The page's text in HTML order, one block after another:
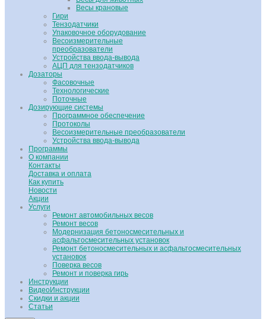
Весы крановые
Гири
Тензодатчики
Упаковочное оборудование
Весоизмерительные
преобразователи
Устройства ввода-вывода
АЦП для тензодатчиков
Дозаторы
Фасовочные
Технологические
Поточные
Дозирующие системы
Программное обеспечение
Протоколы
Весоизмерительные преобразователи
Устройства ввода-вывода
Программы
О компании
Контакты
Доставка и оплата
Как купить
Новости
Акции
Услуги
Ремонт автомобильных весов
Ремонт весов
Модернизация бетоносмесительных и
асфальтосмесительных установок
Ремонт бетоносмесительных и асфальтосмесительных
установок
Поверка весов
Ремонт и поверка гирь
Инструкции
ВидеоИнструкции
Скидки и акции
Статьи